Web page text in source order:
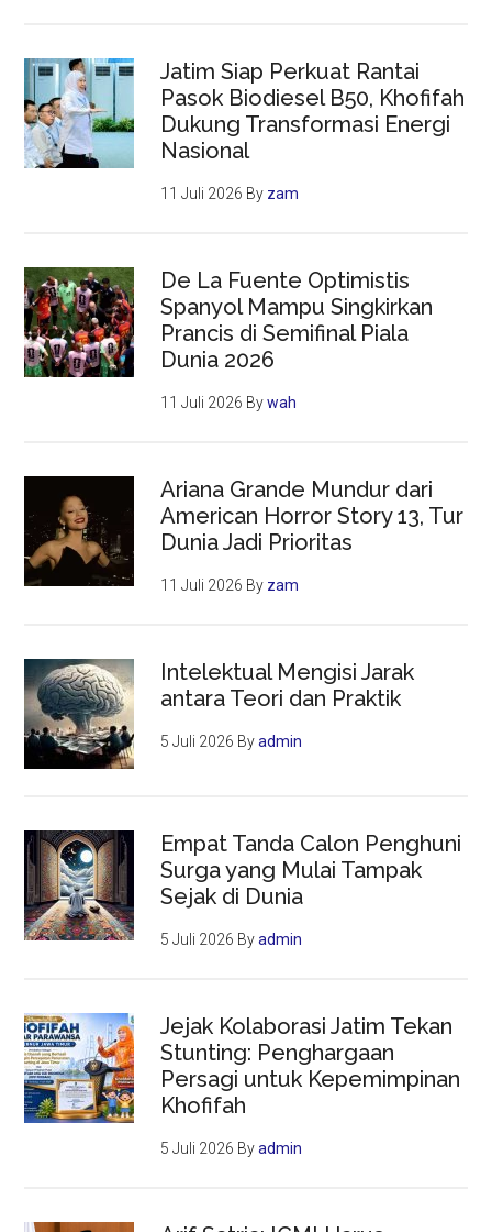
Jatim Siap Perkuat Rantai
Pasok Biodiesel B50, Khofifah
Dukung Transformasi Energi
Nasional
11 Juli 2026 By zam
De La Fuente Optimistis
Spanyol Mampu Singkirkan
Prancis di Semifinal Piala
Dunia 2026
11 Juli 2026 Bywah
Ariana Grande Mundur dari
American Horror Story 13, Tur
Dunia Jadi Prioritas
11 Juli 2026 By zam
Intelektual Mengisi Jarak
antara Teori dan Praktik
5 Juli 2026 Byadmin
Empat Tanda Calon Penghuni
Surga yang Mulai Tampak
Sejak di Dunia
5 Juli 2026 Byadmin
Jejak Kolaborasi Jatim Tekan
Stunting: Penghargaan
Persagi untuk Kepemimpinan
Khofifah
5 Juli 2026 Byadmin